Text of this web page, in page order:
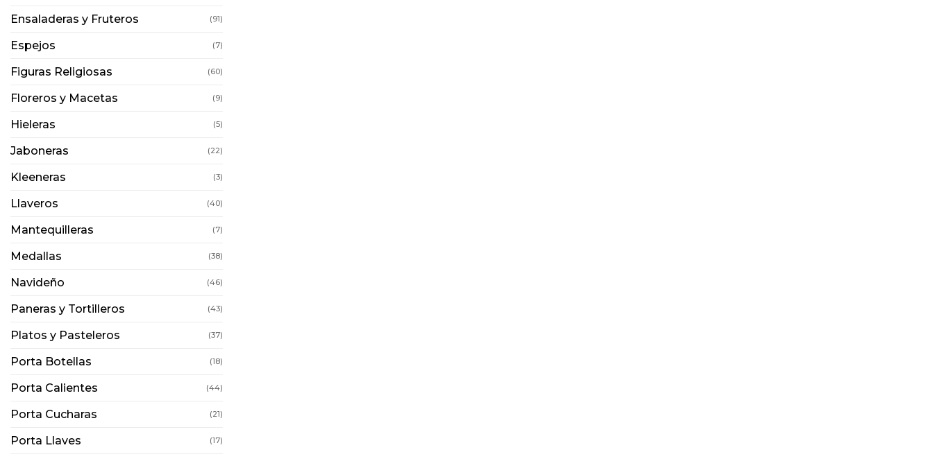
Ensaladeras y Fruteros (91)
Espejos (7)
Figuras Religiosas (60)
Floreros y Macetas (9)
Hieleras (5)
Jaboneras (22)
Kleeneras (3)
Llaveros (40)
Mantequilleras (7)
Medallas (38)
Navideño (46)
Paneras y Tortilleros (43)
Platos y Pasteleros (37)
Porta Botellas (18)
Porta Calientes (44)
Porta Cucharas (21)
Porta Llaves (17)